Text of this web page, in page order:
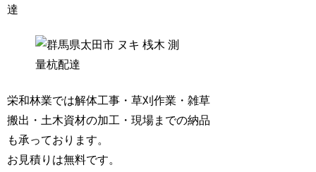
達
栄和林業では解体工事・草刈作業・雑草
搬出・土木資材の加工・現場までの納品
も承っております。
お見積りは無料です。